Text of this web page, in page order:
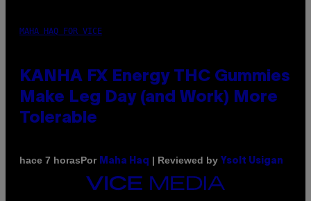
MAHA HAQ FOR VICE
KANHA FX Energy THC Gummies
Make Leg Day (and Work) More
Tolerable
hace 7 horasPor Maha Haq | Reviewed by Ysolt Usigan
VICE
MEDIA